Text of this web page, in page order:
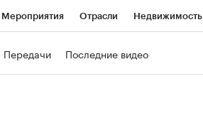
Мероприятия Отрасли Недвижимость
Передачи Последние видео